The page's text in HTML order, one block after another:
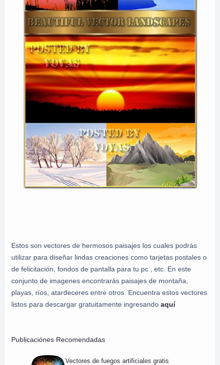
Estos son vectores de hermosos paisajes los cuales podrás
utilizar para diseñar lindas creaciones como tarjetas postales o
de felicitación, fondos de pantalla para tu pc , etc. En este
conjunto de imagenes encontrarás paisajes de montaña,
playas, ríos, atardeceres entre otros. Encuentra estos vectores
listos para descargar gratuitamente ingresando aquí
Publicaciónes Recomendadas
Vectores de fuegos artificiales gratis